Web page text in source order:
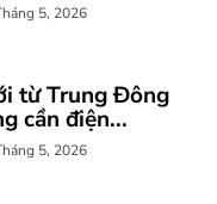
5, 2026
từ Trung Đông
cần điện...
5, 2026